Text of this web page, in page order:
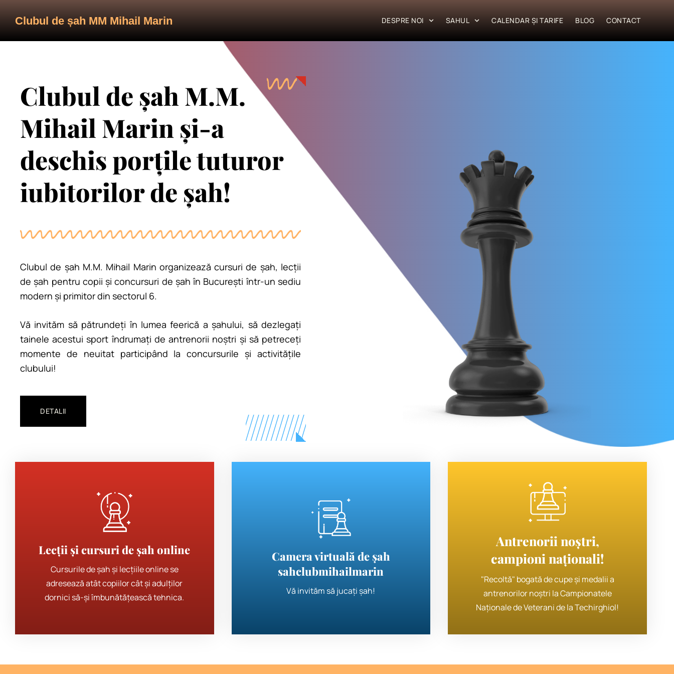
Clubul de șah MM Mihail Marin DESPRE NOI SAHUL CALENDAR ȘI TARIFE BLOG CONTACT
Clubul de șah M.M.
Mihail Marin și-a
deschis porțile tuturor
iubitorilor de șah!
Clubul de șah M.M. Mihail Marin organizează cursuri de șah, lecții
de șah pentru copii și concursuri de șah în București într-un sediu
modern și primitor din sectorul 6.
Vă invităm să pătrundeți în lumea feerică a șahului, să dezlegați
tainele acestui sport îndrumați de antrenorii noștri și să petreceți
momente de neuitat participând la concursurile și activitățile
clubului!
DETALII
Lecții și cursuri de șah online
Cursurile de șah și lecțiile online se
adresează atât copiilor cât și adulților
dornici să-și îmbunătățească tehnica.
Camera virtuală de șah
sahclubmihailmarin
Vă invităm să jucați șah!
Antrenorii noștri,
campioni naționali!
"Recoltă" bogată de cupe și medalii a
antrenorilor noștri la Campionatele
Naționale de Veterani de la Techirghiol!